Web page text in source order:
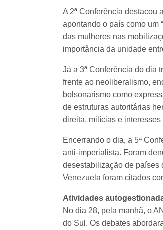
A 2ª Conferência destacou
apontando o país como um
das mulheres nas
importância da unidade
Já a 3ª Conferência do dia
frente ao neoliberalismo,
bolsonarismo como
de estruturas autoritárias
direita, milícias e
Encerrando o dia, a 5ª
anti-imperialista. Foram
desestabilização de países
Venezuela foram citados
Atividades
No dia 28, pela manhã, o
do Sul. Os debates